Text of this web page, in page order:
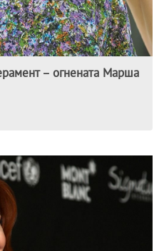
– огнената Марша